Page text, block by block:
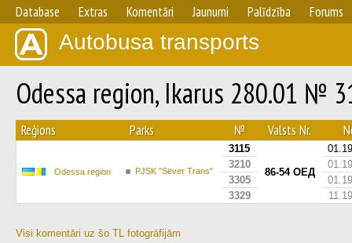
Database Extras Komentāri Jaunumi Palīdzība Forums
Autobusa transports
Odessa region, Ikarus 280.01 №
Reģions Parks № Valsts Nr.
Odessa region PJSK "Sever Trans"
3115
86-54 ОЕД
3210
3305
3329
Visi komentāri uz šo TL fotogrāfijām